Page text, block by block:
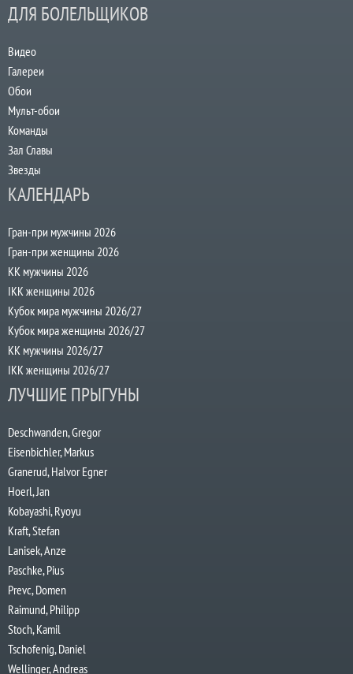
ДЛЯ БОЛЕЛЬЩИКОВ
Видео
Галереи
Обои
Мульт-обои
Команды
Зал Славы
Звезды
КАЛЕНДАРЬ
Гран-при мужчины 2026
Гран-при женщины 2026
КК мужчины 2026
IKK женщины 2026
Кубок мира мужчины 2026/27
Кубок мира женщины 2026/27
КК мужчины 2026/27
IKK женщины 2026/27
ЛУЧШИЕ ПРЫГУНЫ
Deschwanden, Gregor
Eisenbichler, Markus
Granerud, Halvor Egner
Hoerl, Jan
Kobayashi, Ryoyu
Kraft, Stefan
Lanisek, Anze
Paschke, Pius
Prevc, Domen
Raimund, Philipp
Stoch, Kamil
Tschofenig, Daniel
Wellinger, Andreas